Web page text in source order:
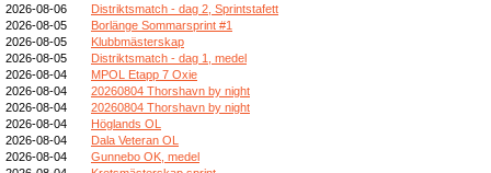
2026-08-06
Distriktsmatch - dag 2, Sprintstafett
2026-08-05
Borlänge Sommarsprint #1
2026-08-05
Klubbmästerskap
2026-08-05
Distriktsmatch - dag 1, medel
2026-08-04
MPOL Etapp 7 Oxie
2026-08-04
20260804 Thorshavn by night
2026-08-04
20260804 Thorshavn by night
2026-08-04
Höglands OL
2026-08-04
Dala Veteran OL
2026-08-04
Gunnebo OK, medel